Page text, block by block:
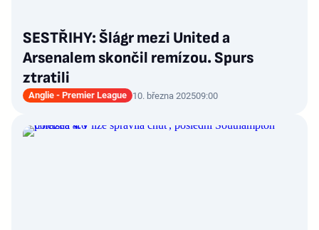
SESTŘIHY: Šlágr mezi United a
Arsenalem skončil remízou. Spurs
ztratili
Anglie - Premier League 10. března 202509:00